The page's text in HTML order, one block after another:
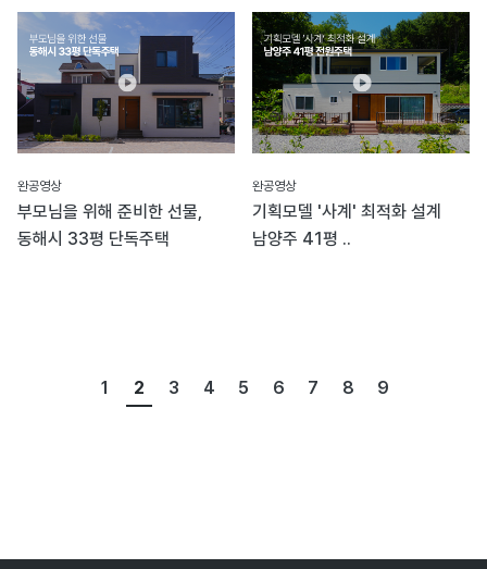
완공영상
부모님을 위해 준비한 선물,
동해시 33평 단독주택
완공영상
기획모델 '사계' 최적화 설계
남양주 41평 ..
1 2 3 4 5 6 7 8 9